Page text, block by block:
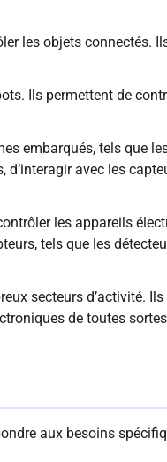
les objets connectés.
Ils permettent de
embarqués, tels que
avec les
les appareils
tels que les
secteurs d’activité.
de toutes
aux besoins